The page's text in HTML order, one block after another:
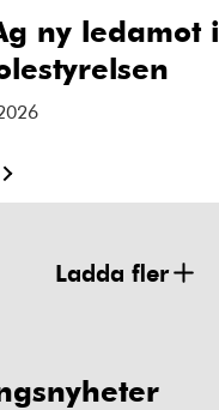
ny ledamot i
Ladda fler